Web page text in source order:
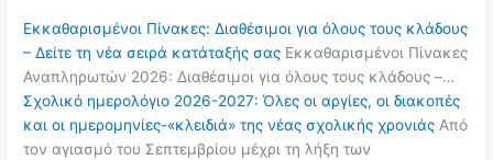
Εκκαθαρισμένοι Πίνακες: Διαθέσιμοι για όλους τους κλάδους
– Δείτε τη νέα σειρά κατάταξής σας Εκκαθαρισμένοι Πίνακες
Αναπληρωτών 2026: Διαθέσιμοι για όλους τους κλάδους –…
Σχολικό ημερολόγιο 2026-2027: Όλες οι αργίες, οι διακοπές
και οι ημερομηνίες-«κλειδιά» της νέας σχολικής χρονιάς Από
τον αγιασμό του Σεπτεμβρίου μέχρι τη λήξη των